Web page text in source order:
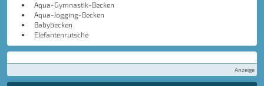
Aqua-Gymnastik-Becken
Aqua-Jogging-Becken
Babybecken
Elefantenrutsche
Anzeige